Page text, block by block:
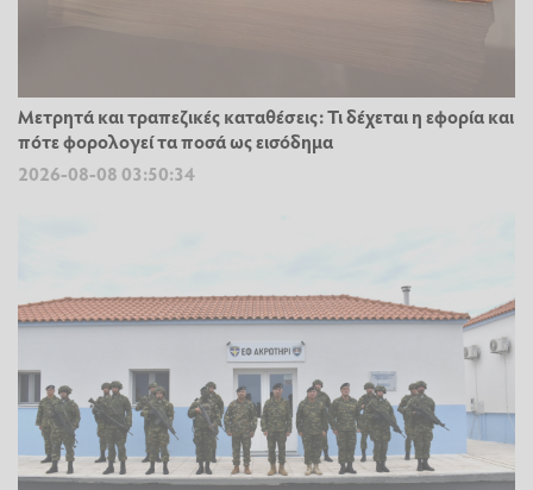
Μετρητά και τραπεζικές καταθέσεις: Τι δέχεται η εφορία και
πότε φορολογεί τα ποσά ως εισόδημα
2026-08-08 03:50:34